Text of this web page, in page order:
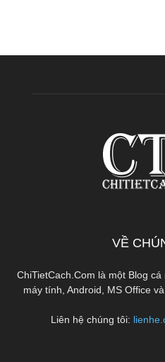
VỀ
ChiTietCach.Com là một Blog
máy tính, Android, MS Office
Liên hệ chúng tôi: